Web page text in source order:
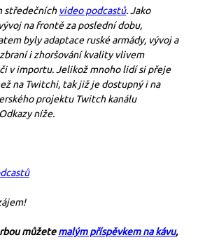
středečních video podcastů. Jako
na frontě za poslední dobu,
byly adaptace ruské armády, vývoj a
i zhoršování kvality vlivem
v importu. Jelikož mnoho lidí si přeje
na Twitchi, tak již je dostupný i na
projektu Twitch kanálu
níže.
můžetemalým příspěvkem na kávu,